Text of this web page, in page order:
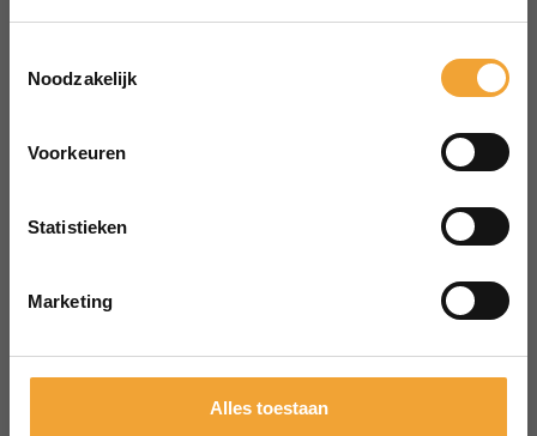
Noodzakelijk
Voorkeuren
Statistieken
Marketing
Alles toestaan
Reserveren vergaderruimte
aanvraag@merin.nl
LinkedIn
Zuiderhof II
1081 KM Amsterdam